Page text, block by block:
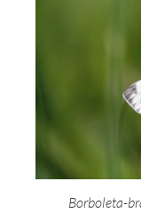
Borboleta-